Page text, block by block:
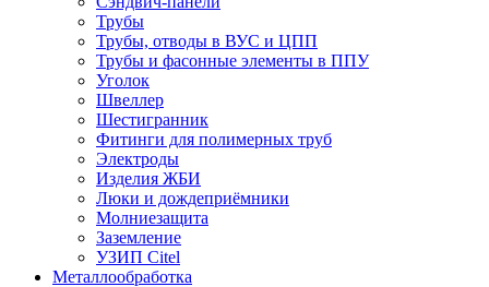
Трубы
Трубы, отводы в ВУС и ЦПП
Трубы и фасонные элементы в ППУ
Уголок
Швеллер
Шестигранник
Фитинги для полимерных труб
Электроды
Изделия ЖБИ
Люки и дождеприёмники
Молниезащита
Заземление
УЗИП Citel
Металлообработка